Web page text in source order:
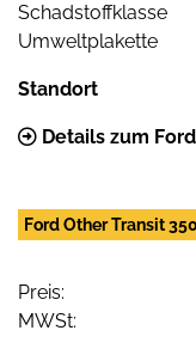
Schadstoffklasse
Umweltplakette
Standort
Details zum
Ford Other Transit
Preis:
MWSt: